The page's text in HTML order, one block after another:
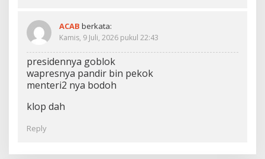
ACAB berkata:
Kamis, 9 Juli, 2026 pukul 22:43
presidennya goblok
wapresnya pandir bin pekok
menteri2 nya bodoh
klop dah
Reply